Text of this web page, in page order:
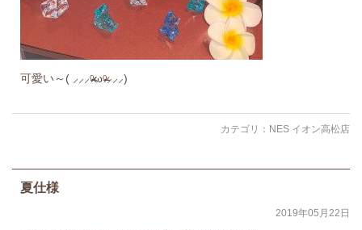
可愛い～( ⸝⸝⸝ᵒ̴̶̷ωᵒ̴̶̷⸝⸝⸝)
カテゴリ： NES イオン高松店
夏仕様
2019年05月22日